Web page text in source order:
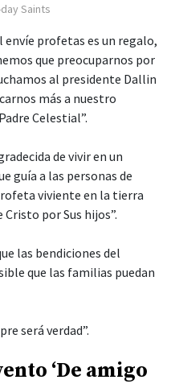
Saints
envíe profetas es un regalo,
que preocuparnos por
al presidente Dallin
más a nuestro
Celestial”.
de vivir en un
guía a las personas de
viviente en la tierra
por Sus hijos”.
las bendiciones del
que las familias puedan
será verdad”.
‘De amigo